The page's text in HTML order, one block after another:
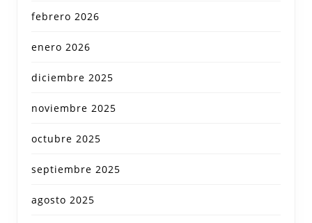
febrero 2026
enero 2026
diciembre 2025
noviembre 2025
octubre 2025
septiembre 2025
agosto 2025